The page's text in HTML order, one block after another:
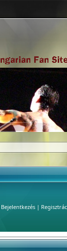
Bejelentkezés|